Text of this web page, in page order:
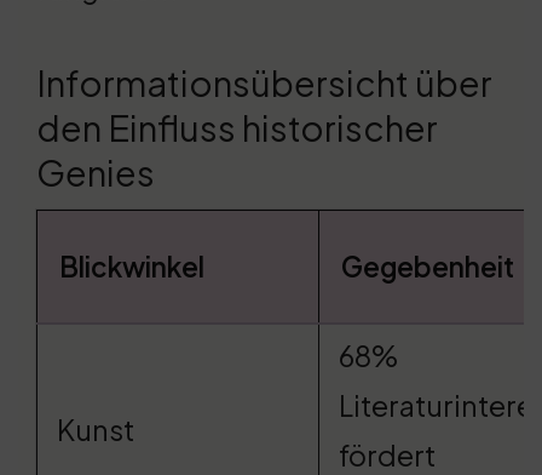
Informationsübersicht über
den Einfluss historischer
Genies
Blickwinkel Gegebenheit
Kunst
68%
fördert